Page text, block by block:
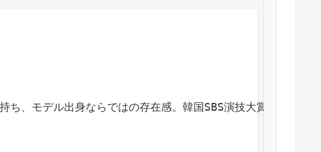
モデル出身ならではの存在感。韓国SBS演技大賞「新人男